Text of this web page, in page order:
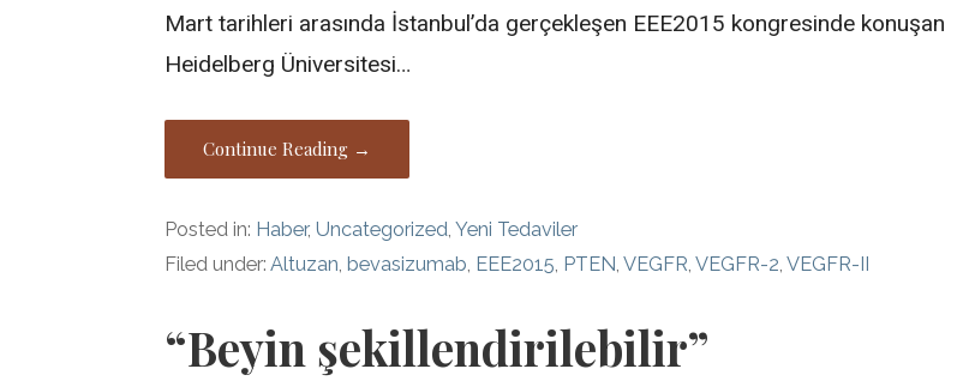
Mart tarihleri arasında İstanbul’da gerçekleşen EEE2015 kongresinde konuşan
Heidelberg Üniversitesi…
Continue Reading →
Posted in: Haber,Uncategorized,Yeni Tedaviler
Filed under:Altuzan, bevasizumab, EEE2015, PTEN,VEGFR,VEGFR-2,VEGFR-II
“Beyin şekillendirilebilir”